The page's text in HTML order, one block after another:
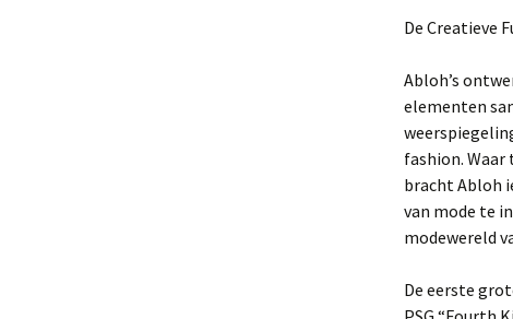
De Creatieve
Abloh’s
elementen
fashion.
bracht Abloh
van mode te
modewereld
De eerste